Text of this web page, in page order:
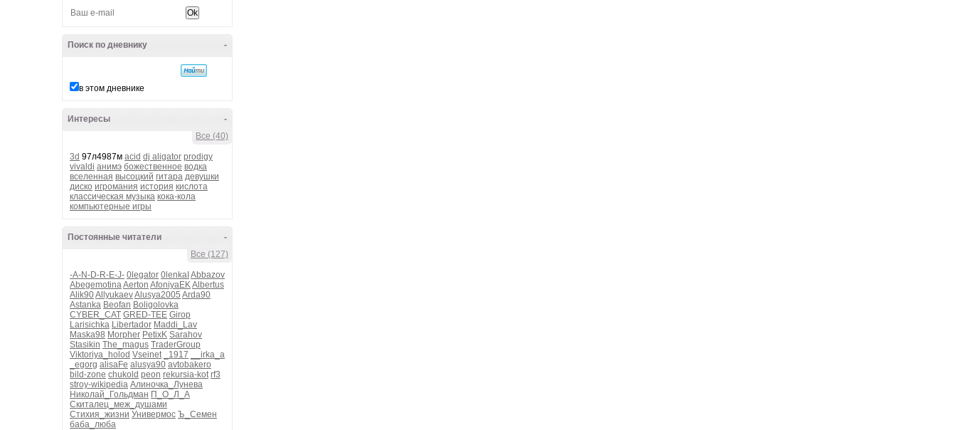
-
Поиск по дневнику
в этом дневнике
-
Интересы
Все (40)
3d 97л4987м acid dj aligator prodigy
vivaldi анимэ божественное водка
вселенная высоцкий гитара девушки
диско игромания история кислота
классическая музыка кока-кола
компьютерные игры
-
Постоянные читатели
Все (127)
-A-N-D-R-E-J- 0legator 0lenkaI Abbazov
AbegemotinaAerton AfoniyaEKAlbertus
Alik90AllyukaevAlusya2005 Arda90
Astanka Beofan Boligolovka
CYBER_CAT GRED-TEE Girop
Larisichka Libertador Maddi_Lav
Maska98 Morpher PetixK Sarahov
Stasikin The_magus TraderGroup
Viktoriya_holod Vseinet _1917
__irka_a
_egorg alisaFe alusya90 avtobakero
bild-zone chukold peon rekursia-kot rf3
stroy-wikipedia Алиночка_Лунева
Николай_Гольдман П_О_Л_А
Скиталец_меж_душами
Стихия_жизни Универмос Ъ_Семен
баба_люба